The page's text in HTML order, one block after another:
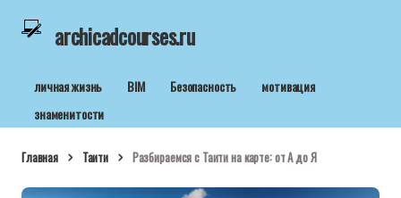
archicadcourses.ru
личная жизнь BIM Безопасность
мотивация
знаменитости
Главная Таити Разбираемся с Таити на карте: от А до Я